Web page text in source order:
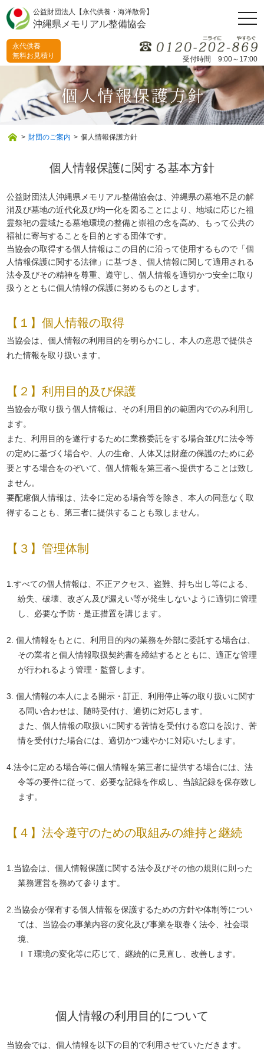
公益財団法人【永代供養・海洋散骨】
沖縄県メモリアル整備協会
受付時間 9:00～17:00
永代供養
無料お見積り
> 財団のご案内 > 個人情報保護方針
個人情報保護に関する基本方針
公益財団法人沖縄県メモリアル整備協会は、沖縄県の墓地不足の解
消及び墓地の近代化及び均一化を図ることにより、地域に応じた祖
霊祭祀の霊域たる墓地環境の整備と崇祖の念を高め、もって公共の
福祉に寄与することを目的とする団体です。
当協会の取得する個人情報はこの目的に沿って使用するもので「個
人情報保護に関する法律」に基づき、個人情報に関して適用される
法令及びその精神を尊重、遵守し、個人情報を適切かつ安全に取り
扱うとともに個人情報の保護に努めるものとします。
【１】個人情報の取得
当協会は、個人情報の利用目的を明らかにし、本人の意思で提供さ
れた情報を取り扱います。
【２】利用目的及び保護
当協会が取り扱う個人情報は、その利用目的の範囲内でのみ利用し
ます。
また、利用目的を遂行するために業務委託をする場合並びに法令等
の定めに基づく場合や、人の生命、人体又は財産の保護のために必
要とする場合をのぞいて、個人情報を第三者へ提供することは致し
ません。
要配慮個人情報は、法令に定める場合等を除き、本人の同意なく取
得することも、第三者に提供することも致しません。
【３】管理体制
1.すべての個人情報は、不正アクセス、盗難、持ち出し等による、
紛失、破壊、改ざん及び漏えい等が発生しないように適切に管理
し、必要な予防・是正措置を講じます。
2. 個人情報をもとに、利用目的内の業務を外部に委託する場合は、
その業者と個人情報取扱契約書を締結するとともに、適正な管理
が行われるよう管理・監督します。
3. 個人情報の本人による開示・訂正、利用停止等の取り扱いに関す
る問い合わせは、随時受付け、適切に対応します。
また、個人情報の取扱いに関する苦情を受付ける窓口を設け、苦
情を受付けた場合には、適切かつ速やかに対応いたします。
4.法令に定める場合等に個人情報を第三者に提供する場合には、法
令等の要件に従って、必要な記録を作成し、当該記録を保存致し
ます。
【４】法令遵守のための取組みの維持と継続
1.当協会は、個人情報保護に関する法令及びその他の規則に則った
業務運営を務めて参ります。
2.当協会が保有する個人情報を保護するための方針や体制等につい
ては、当協会の事業内容の変化及び事業を取巻く法令、社会環
境、
ＩＴ環境の変化等に応じて、継続的に見直し、改善します。
個人情報の利用目的について
当協会では、個人情報を以下の目的で利用させていただきます。